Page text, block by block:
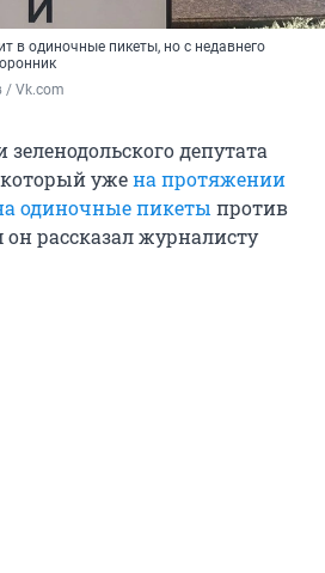
в одиночные пикеты, но с недавнего
/ Vk.com
депутата
ужена протяжении
одиночные пикеты против
рассказал журналисту